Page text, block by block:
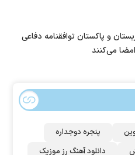
و پاکستان توافقنامه دفاعی
می‌کنند
پنجره دوجداره
دانلود آهنگ رز‌ موزیک